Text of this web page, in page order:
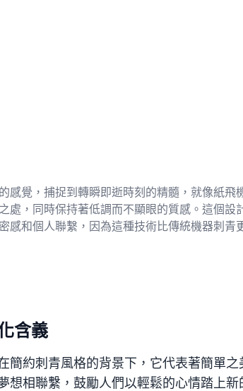
覺，捕捉到轉瞬即逝時刻的精髓，就像紙飛
，同時保持著低調而不顯眼的質感。這個設
和個人聯繫，因為這種技術比傳統機器刺青
含義
簡約刺青風格的背景下，它代表著簡單之
想相聯繫，鼓勵人們以輕鬆的心情踏上新